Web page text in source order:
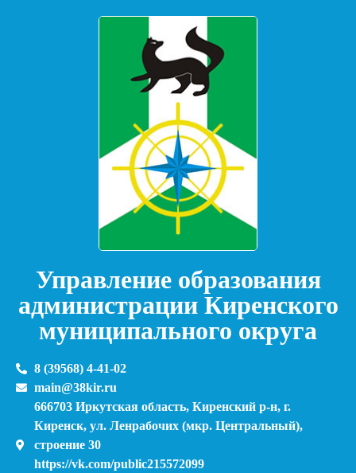
Управление образования
администрации Киренского
муниципального округа
8 (39568) 4-41-02
main@38kir.ru
666703 Иркутская область, Киренский р-н, г.
Киренск, ул. Ленрабочих (мкр. Центральный),
строение 30
https://vk.com/public215572099